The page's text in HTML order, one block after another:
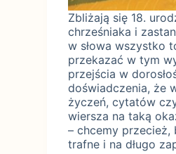
Zbliżają się 18.
chrześniaka i
w słowa wszystko
przekazać w tym
przejścia w
doświadczenia, że
życzeń, cytatów
wiersza na taką
– chcemy przecież,
trafne i na długo